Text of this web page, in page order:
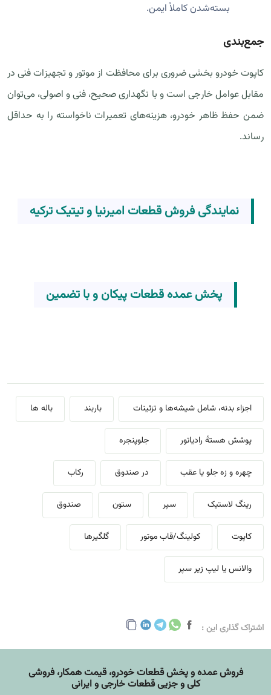
بسته‌شدن کاملاً ایمن.
جمع‌بندی
کاپوت خودرو بخشی ضروری برای محافظت از موتور و تجهیزات فنی در
مقابل عوامل خارجی است و با نگهداری صحیح، فنی و اصولی، می‌توان
ضمن حفظ ظاهر خودرو، هزینه‌های تعمیرات ناخواسته را به حداقل
رساند.
نمایندگی فروش قطعات امیرنیا و تیتیک ترکیه
پخش عمده قطعات پیکان و با تضمین
اجزاء بدنه، شامل شیشه‌ها و تزئینات باربند باله ها
پوشش هستهٔ رادیاتور جلوپنجره
چهره و زه جلو یا عقب در صندوق رکاب
رینگ لاستیک سپر ستون صندوق
کاپوت کولینگ/قاب موتور گلگیرها
والانس یا لیپ زیر سپر
اشتراک گذاری این :
فروش عمده و پخش قطعات خودرو، قيمت همکار، فروشی
کلی و جزیی قطعات خارجی و ایرانی